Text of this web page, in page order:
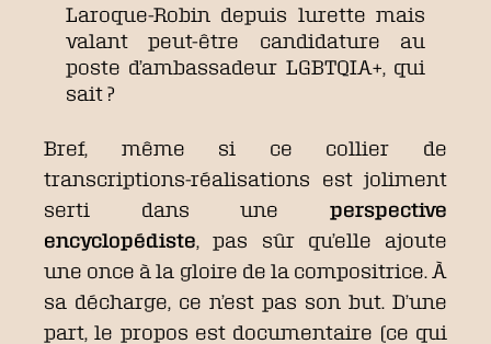
Laroque-Robin depuis lurette mais
valant peut-être candidature au
poste d’ambassadeur LGBTQIA+, qui
sait ?
Bref, même si ce collier de
transcriptions-réalisations est joliment
serti dans une perspective
encyclopédiste, pas sûr qu’elle ajoute
une once à la gloire de la compositrice. À
sa décharge, ce n’est pas son but. D’une
part, le propos est documentaire (ce qui